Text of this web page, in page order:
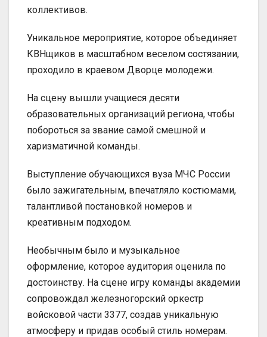
коллективов.
Уникальное мероприятие, которое объединяет
КВНщиков в масштабном веселом состязании,
проходило в краевом Дворце молодежи.
На сцену вышли учащиеся десяти
образовательных организаций региона, чтобы
побороться за звание самой смешной и
харизматичной команды.
Выступление обучающихся вуза МЧС России
было зажигательным, впечатляло костюмами,
талантливой постановкой номеров и
креативным подходом.
Необычным было и музыкальное
оформление, которое аудитория оценила по
достоинству. На сцене игру команды академии
сопровождал железногорский оркестр
войсковой части 3377, создав уникальную
атмосферу и придав особый стиль номерам.